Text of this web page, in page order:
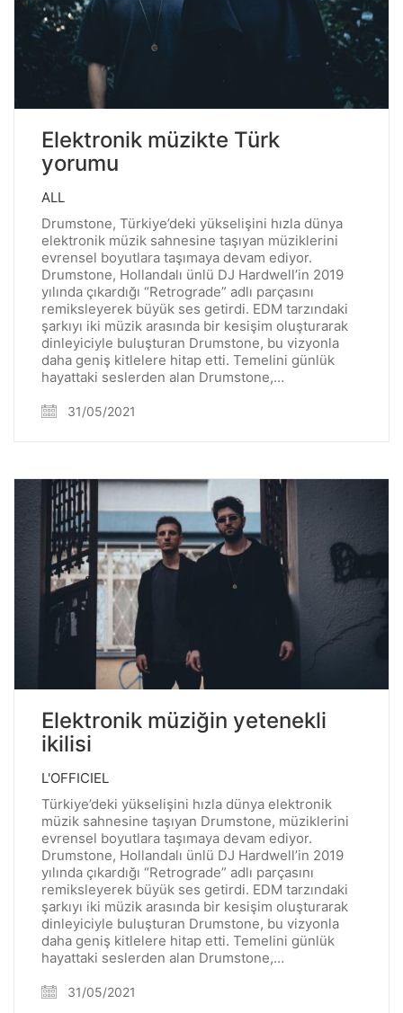
Elektronik müzikte Türk
yorumu
ALL
Drumstone, Türkiye’deki yükselişini hızla dünya
elektronik müzik sahnesine taşıyan müziklerini
evrensel boyutlara taşımaya devam ediyor.
Drumstone, Hollandalı ünlü DJ Hardwell’in 2019
yılında çıkardığı “Retrograde” adlı parçasını
remiksleyerek büyük ses getirdi. EDM tarzındaki
şarkıyı iki müzik arasında bir kesişim oluşturarak
dinleyiciyle buluşturan Drumstone, bu vizyonla
daha geniş kitlelere hitap etti. Temelini günlük
hayattaki seslerden alan Drumstone,…
31/05/2021
Elektronik müziğin yetenekli
ikilisi
L'OFFICIEL
Türkiye’deki yükselişini hızla dünya elektronik
müzik sahnesine taşıyan Drumstone, müziklerini
evrensel boyutlara taşımaya devam ediyor.
Drumstone, Hollandalı ünlü DJ Hardwell’in 2019
yılında çıkardığı “Retrograde” adlı parçasını
remiksleyerek büyük ses getirdi. EDM tarzındaki
şarkıyı iki müzik arasında bir kesişim oluşturarak
dinleyiciyle buluşturan Drumstone, bu vizyonla
daha geniş kitlelere hitap etti. Temelini günlük
hayattaki seslerden alan Drumstone,…
31/05/2021